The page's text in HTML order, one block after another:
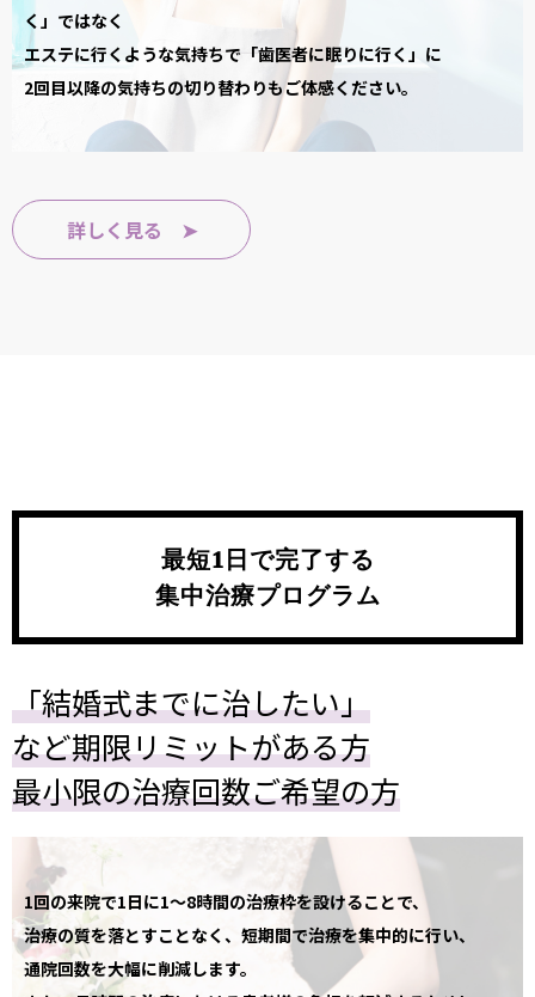
2024.08.28
9/4(水) 診療してます！無痛治療もしてます！
2024.08.04
2024.07.23
Dr.Lデンタルクリニック渋谷神泉店をオープン!!
ホームページを開設いたしました。
く」ではなく
エステに行くような気持ちで「歯医者に眠りに行く」に
2回目以降の気持ちの切り替わりもご体感ください。
詳しく見る ➤
最短1日で完了する
集中治療プログラム
「結婚式までに治したい」
など期限リミットがある方
最小限の治療回数ご希望の方
1回の来院で1日に1～8時間の治療枠を設けることで、
治療の質を落とすことなく、短期間で治療を集中的に行い、
通院回数を大幅に削減します。